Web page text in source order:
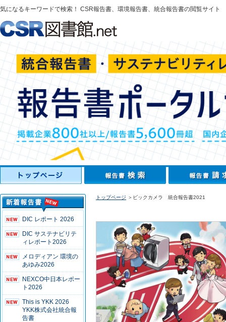
気になるキーワードで検索！ CSR報告書、環境報告書、統合報告書の閲覧サイト
DIC レポート 2026
DIC サステナビリテ
ィレポート2026
メロディアン 環境の
あゆみ2026
NEXCO中日本レポー
ト2026
This is YKK 2026
YKK株式会社統合報
告書
トップページ ＞ビックカメラ 統合報告書2021